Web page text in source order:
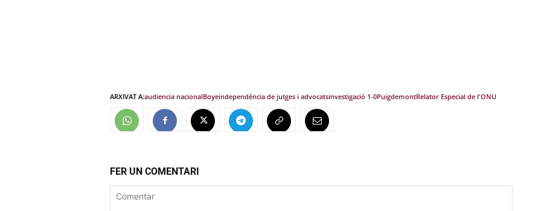
ARXIVAT A:audiencia nacionalBoyeindependència de jutges i advocatsinvestigació 1-0PuigdemontRelator Especial de l'ONU
FER UN COMENTARI